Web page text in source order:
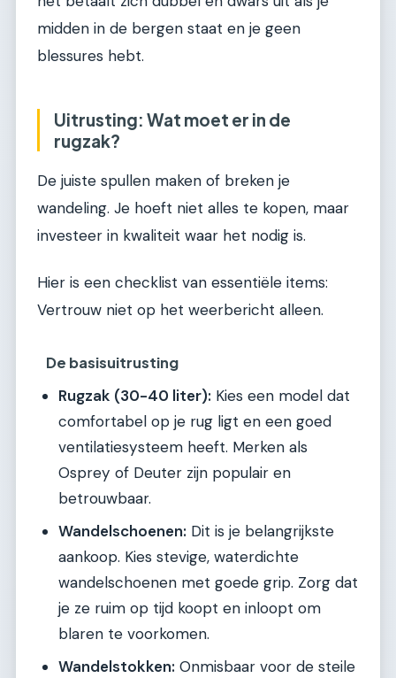
midden in de bergen staat en je geen
blessures hebt.
Uitrusting: Wat moet er in de
rugzak?
De juiste spullen maken of breken je
wandeling. Je hoeft niet alles te kopen, maar
investeer in kwaliteit waar het nodig is.
Hier is een checklist van essentiële items:
Vertrouw niet op het weerbericht alleen.
De basisuitrusting
Rugzak (30-40 liter): Kies een model dat
comfortabel op je rug ligt en een goed
ventilatiesysteem heeft. Merken als
Osprey of Deuter zijn populair en
betrouwbaar.
Wandelschoenen: Dit is je belangrijkste
aankoop. Kies stevige, waterdichte
wandelschoenen met goede grip. Zorg dat
je ze ruim op tijd koopt en inloopt om
blaren te voorkomen.
Wandelstokken: Onmisbaar voor de steile